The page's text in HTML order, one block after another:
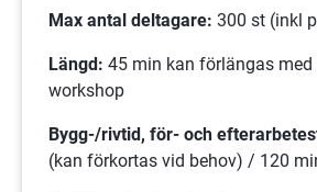
Max antal deltagare: 300 st (inkl
Längd: 45 min kan förlängas
workshop
Bygg-/rivtid, för- och
(kan förkortas vid behov) / 120